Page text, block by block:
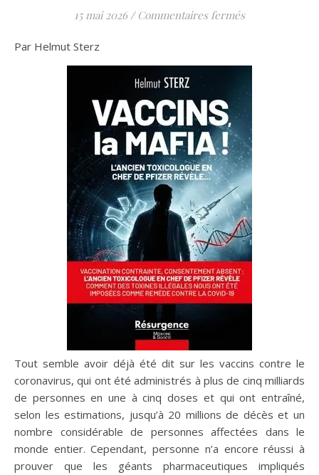
15 mai 2026 / Commentaires ferméssur Vaccins, la
Par Helmut Sterz
Tout semble avoir déjà été dit sur les vaccins contre le
coronavirus, qui ont été administrés à plus de cinq milliards
de personnes en une à cinq doses et qui ont entraîné,
selon les estimations, jusqu’à 20 millions de décès et un
nombre considérable de personnes affectées dans le
monde entier. Cependant, personne n’a encore réussi à
prouver que les géants pharmaceutiques impliqués